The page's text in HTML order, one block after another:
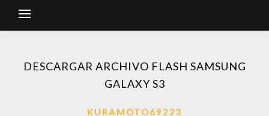
DESCARGAR ARCHIVO FLASH SAMSUNG
GALAXY S3
KURAMOTO69223